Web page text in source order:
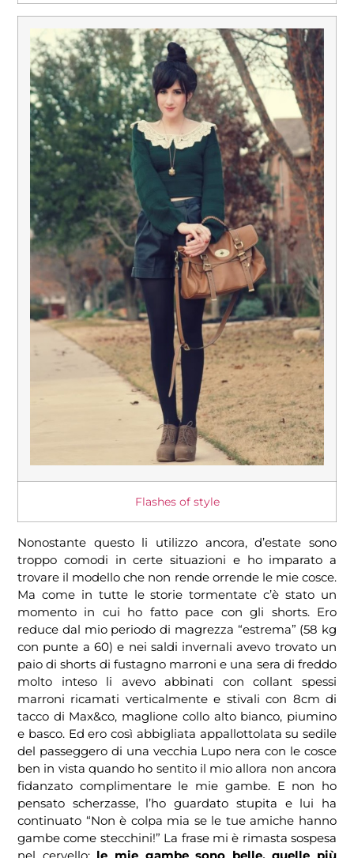
Flashes of style
Nonostante questo li utilizzo ancora, d’estate sono
troppo comodi in certe situazioni e ho imparato a
trovare il modello che non rende orrende le mie cosce.
Ma come in tutte le storie tormentate c’è stato un
momento in cui ho fatto pace con gli shorts. Ero
reduce dal mio periodo di magrezza “estrema” (58 kg
con punte a 60) e nei saldi invernali avevo trovato un
paio di shorts di fustagno marroni e una sera di freddo
molto inteso li avevo abbinati con collant spessi
marroni ricamati verticalmente e stivali con 8cm di
tacco di Max&co, maglione collo alto bianco, piumino
e basco. Ed ero così abbigliata appallottolata su sedile
del passeggero di una vecchia Lupo nera con le cosce
ben in vista quando ho sentito il mio allora non ancora
fidanzato complimentare le mie gambe. E non ho
pensato scherzasse, l’ho guardato stupita e lui ha
continuato “Non è colpa mia se le tue amiche hanno
gambe come stecchini!” La frase mi è rimasta sospesa